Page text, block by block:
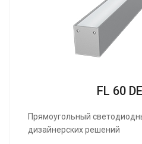
FL 60
Прямоугольный
дизайнерских решений